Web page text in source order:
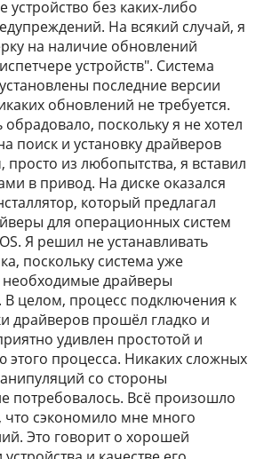
устройство без каких-либо
На всякий случай, я
на наличие обновлений
устройств". Система
последние версии
обновлений не требуется.
поскольку я не хотел
поиск и установку драйверов
просто из любопытства, я вставил
в привод. На диске оказался
который предлагал
для операционных систем
Я решил не устанавливать
поскольку система уже
необходимые драйверы
В целом, процесс подключения к
драйверов прошёл гладко и
удивлен простотой и
этого процесса. Никаких сложных
со стороны
потребовалось. Всё произошло
что сэкономило мне много
Это говорит о хорошей